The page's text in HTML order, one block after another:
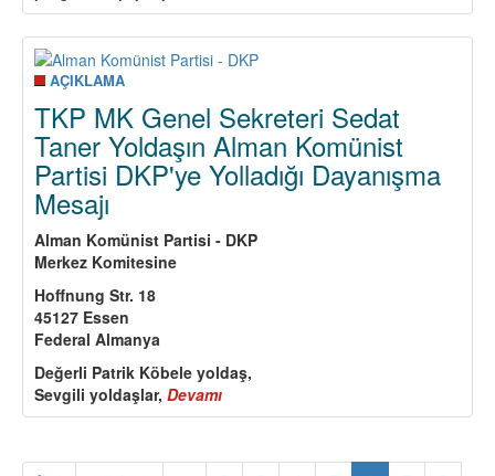
Ülke
Yanıyor
!
Felaketleri
ve
Orman
Yangınları
AÇIKLAMA
TKP MK Genel Sekreteri Sedat
Taner Yoldaşın Alman Komünist
Partisi DKP'ye Yolladığı Dayanışma
Mesajı
Alman Komünist Partisi - DKP
Merkez Komitesine
Hoffnung Str. 18
45127 Essen
Federal Almanya
Değerli Patrik Köbele yoldaş,
Sevgili yoldaşlar, Devamı
TKP
Genel